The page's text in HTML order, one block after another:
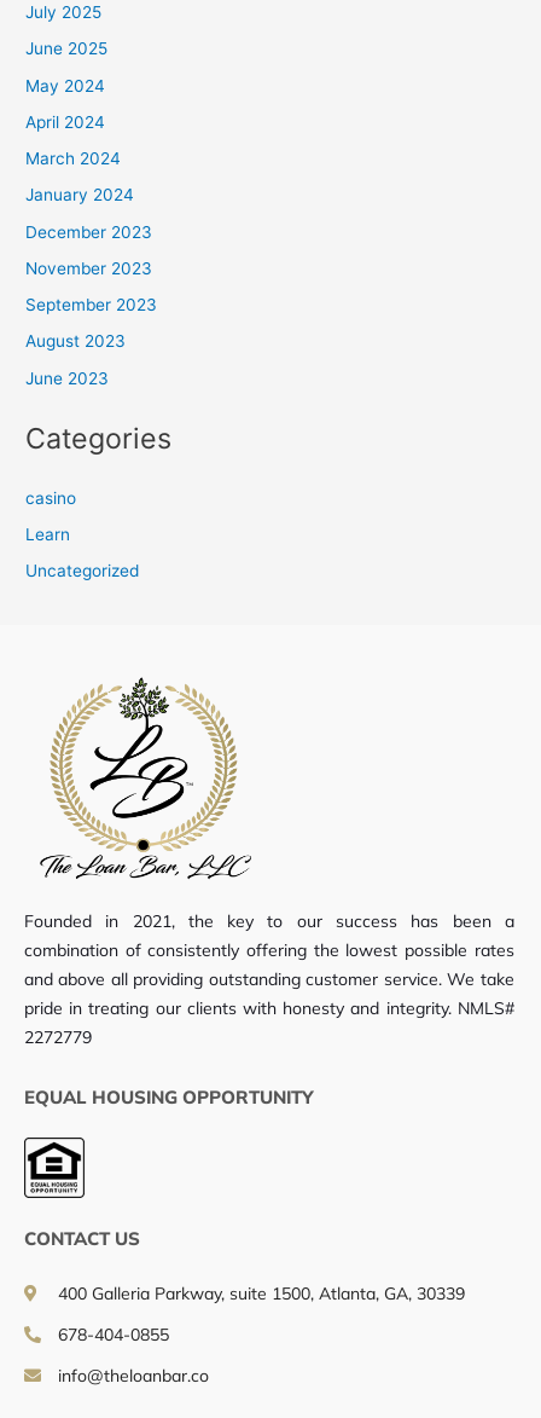
July 2025
June 2025
May 2024
April 2024
March 2024
January 2024
December 2023
November 2023
September 2023
August 2023
June 2023
Categories
casino
Learn
Uncategorized
Founded in 2021, the key to our success has been a
combination of consistently offering the lowest possible rates
and above all providing outstanding customer service. We take
pride in treating our clients with honesty and integrity. NMLS#
2272779
EQUAL HOUSING OPPORTUNITY
CONTACT US
400 Galleria Parkway, suite 1500, Atlanta, GA, 30339
678-404-0855
info@theloanbar.co